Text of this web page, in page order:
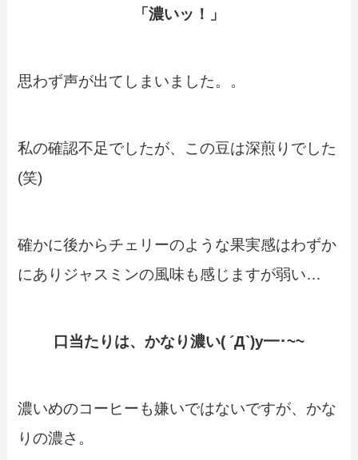
「濃いッ！」
思わず声が出てしまいました。。
私の確認不足でしたが、この豆は深煎りでした
(笑)
確かに後からチェリーのような果実感はわずか
にありジャスミンの風味も感じますが弱い…
口当たりは、かなり濃い( ´Д`)y━･~~
濃いめのコーヒーも嫌いではないですが、かな
りの濃さ。